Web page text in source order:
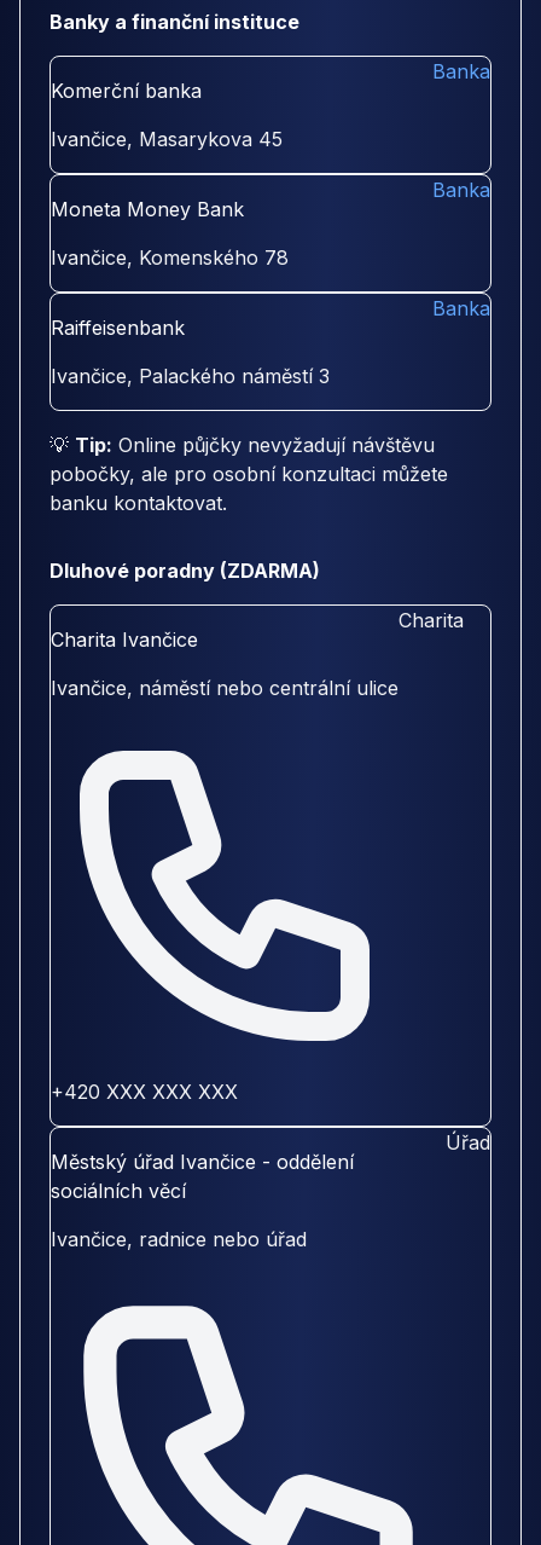
Banky a finanční instituce
Komerční banka
Ivančice, Masarykova 45
Banka
Moneta Money Bank
Ivančice, Komenského 78
Banka
Raiffeisenbank
Ivančice, Palackého náměstí 3
Banka
💡 Tip: Online půjčky nevyžadují návštěvu
pobočky, ale pro osobní konzultaci můžete
banku kontaktovat.
Dluhové poradny (ZDARMA)
Charita Ivančice
Ivančice, náměstí nebo centrální ulice
+420 XXX XXX XXX
Charita
Městský úřad Ivančice - oddělení
sociálních věcí
Ivančice, radnice nebo úřad
Úřad